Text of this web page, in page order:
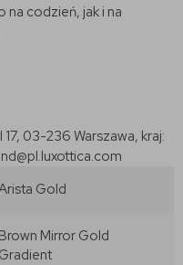
na codzień, jak i na
03-236 Warszawa, kraj:
Gold
Brown Mirror Gold
Gradient